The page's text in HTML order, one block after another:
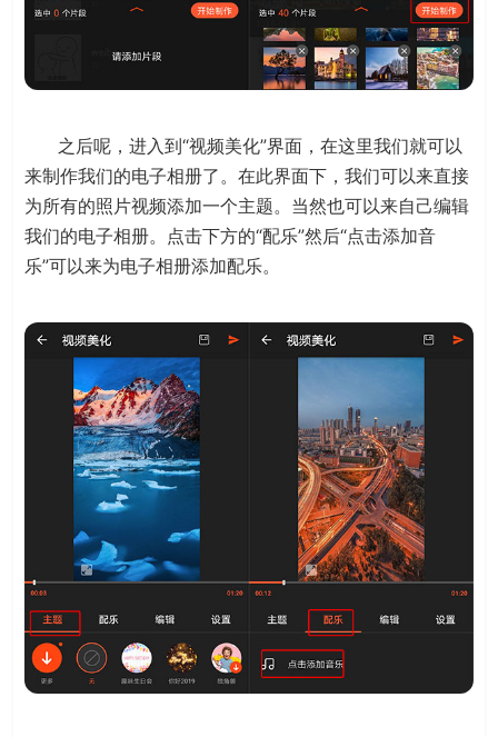
之后呢，进入到“视频美化”界面，在这里我们就可以
来制作我们的电子相册了。在此界面下，我们可以来直接
为所有的照片视频添加一个主题。当然也可以来自己编辑
我们的电子相册。点击下方的“配乐”然后“点击添加音
乐”可以来为电子相册添加配乐。